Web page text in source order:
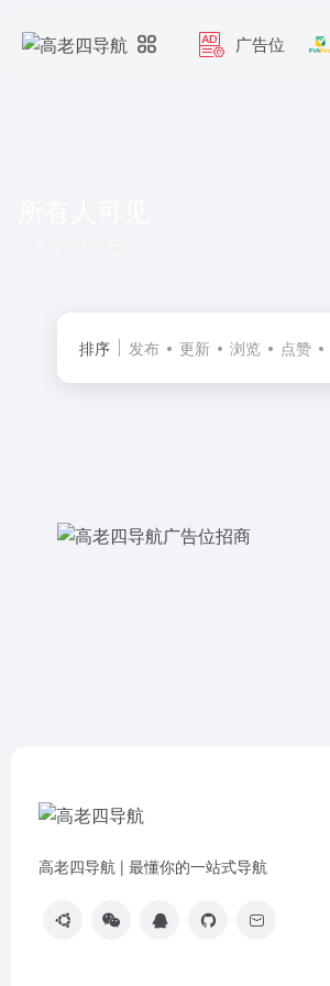
广告位
排序 发布 更新 浏览 点赞
高老四导航 | 最懂你的一站式导航